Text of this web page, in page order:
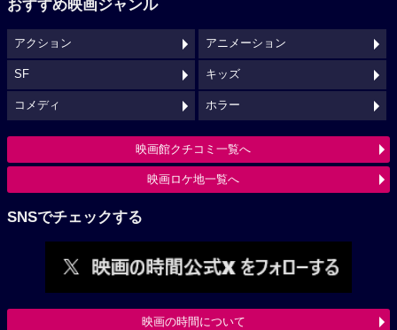
おすすめ映画ジャンル
アクション アニメーション
SF キッズ
コメディ ホラー
映画館クチコミ一覧へ
映画ロケ地一覧へ
SNSでチェックする
映画の時間について